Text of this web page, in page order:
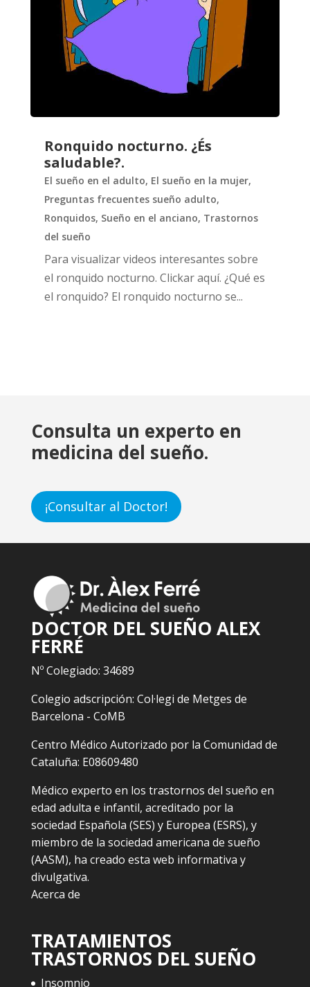
Ronquido nocturno. ¿És
saludable?.
El sueño en el adulto, El sueño en la mujer,
Preguntas frecuentes sueño adulto,
Ronquidos, Sueño en el anciano, Trastornos
del sueño
Para visualizar videos interesantes sobre
el ronquido nocturno. Clickar aquí. ¿Qué es
el ronquido? El ronquido nocturno se...
Consulta un experto en
medicina del sueño.
¡Consultar al Doctor!
DOCTOR DEL SUEÑO ALEX
FERRÉ
Nº Colegiado: 34689
Colegio adscripción: Col·legi de Metges de
Barcelona - CoMB
Centro Médico Autorizado por la Comunidad de
Cataluña: E08609480
Médico experto en los trastornos del sueño en
edad adulta e infantil, acreditado por la
sociedad Española (SES) y Europea (ESRS), y
miembro de la sociedad americana de sueño
(AASM), ha creado esta web informativa y
divulgativa.
Acerca de
TRATAMIENTOS
TRASTORNOS DEL SUEÑO
Insomnio